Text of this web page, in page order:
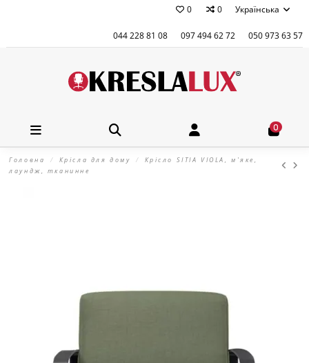
0 0 Українська
044 228 81 08 097 494 62 72 050 973 63 57
0
Головна Крісла для дому
Крісло SITIA VIOLA, м'яке,
лаундж, тканинне